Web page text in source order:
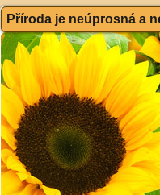
Příroda je neúprosná a